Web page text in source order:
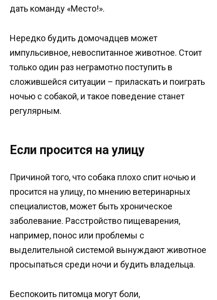
дать команду «Место!».
Нередко будить домочадцев может
импульсивное, невоспитанное животное. Стоит
только один раз неграмотно поступить в
сложившейся ситуации – приласкать и поиграть
ночью с собакой, и такое поведение станет
регулярным.
Если просится на улицу
Причиной того, что собака плохо спит ночью и
просится на улицу, по мнению ветеринарных
специалистов, может быть хроническое
заболевание. Расстройство пищеварения,
например, понос или проблемы с
выделительной системой вынуждают животное
просыпаться среди ночи и будить владельца.
Беспокоить питомца могут боли,